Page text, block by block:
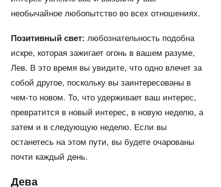
необычайное любопытство во всех отношениях.
Позитивный свет: любознательность подобна
искре, которая зажигает огонь в вашем разуме,
Лев. В это время вы увидите, что одно влечет за
собой другое, поскольку вы заинтересованы в
чем-то новом. То, что удерживает ваш интерес,
превратится в новый интерес, в новую неделю, а
затем и в следующую неделю. Если вы
останетесь на этом пути, вы будете очарованы
почти каждый день.
Дева